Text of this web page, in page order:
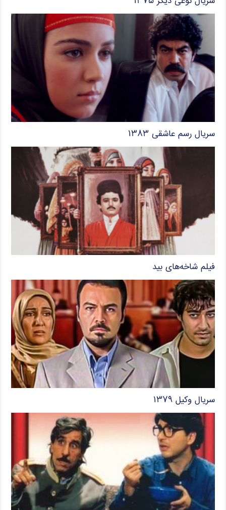
سریال رسم عاشقی ۱۳۸۳
فیلم شاخه‌های بید
سریال وکیل ۱۳۷۹